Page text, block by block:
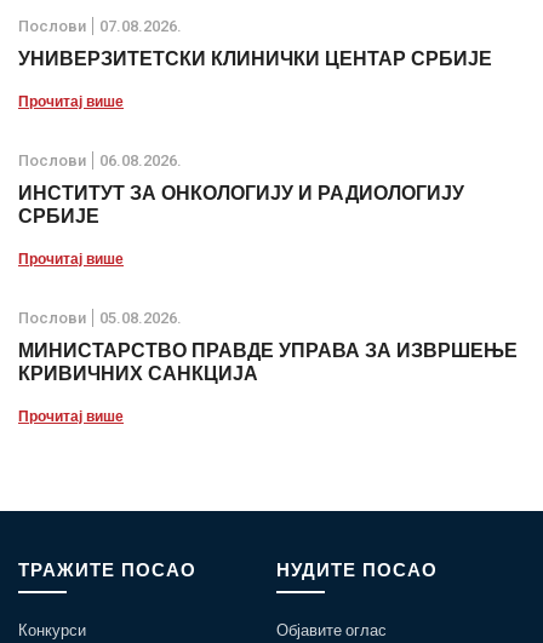
Послови 07.08.2026.
УНИВЕРЗИТЕТСКИ КЛИНИЧКИ ЦЕНТАР СРБИЈЕ
Прочитај више
Послови 06.08.2026.
ИНСТИТУТ ЗА ОНКОЛОГИЈУ И РАДИОЛОГИЈУ
СРБИЈЕ
Прочитај више
Послови 05.08.2026.
МИНИСТАРСТВО ПРАВДЕ УПРАВА ЗА ИЗВРШЕЊЕ
КРИВИЧНИХ САНКЦИЈА
Прочитај више
ТРАЖИТЕ ПОСАО
Конкурси
НУДИТЕ ПОСАО
Објавите оглас